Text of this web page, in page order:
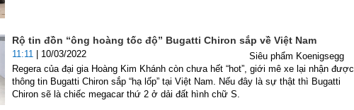
Rộ tin đồn “ông hoàng tốc độ” Bugatti Chiron sắp về Việt Nam
11:11 | 10/03/2022
Siêu phẩm Koenigsegg
Regera của đại gia Hoàng Kim Khánh còn chưa hết “hot”, giới mê xe lại nhận được
thông tin Bugatti Chiron sắp “hạ lốp” tại Việt Nam. Nếu đây là sự thật thì Bugatti
Chiron sẽ là chiếc megacar thứ 2 ở dải đất hình chữ S.